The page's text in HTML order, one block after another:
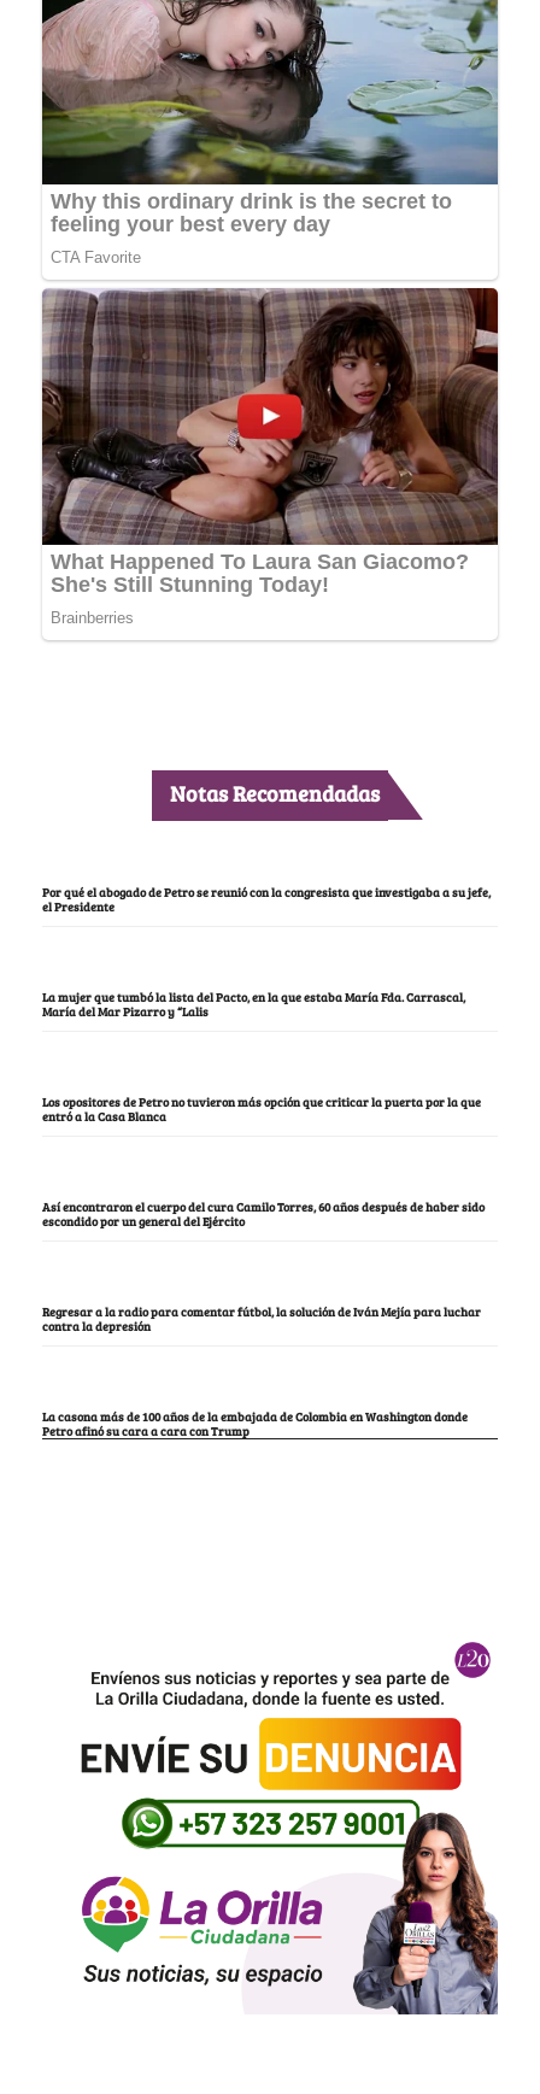
Notas Recomendadas
Por qué el abogado de Petro se reunió con la congresista que investigaba a su jefe,
el Presidente
La mujer que tumbó la lista del Pacto, en la que estaba María Fda. Carrascal,
María del Mar Pizarro y “Lalis
Los opositores de Petro no tuvieron más opción que criticar la puerta por la que
entró a la Casa Blanca
Así encontraron el cuerpo del cura Camilo Torres, 60 años después de haber sido
escondido por un general del Ejército
Regresar a la radio para comentar fútbol, la solución de Iván Mejía para luchar
contra la depresión
La casona más de 100 años de la embajada de Colombia en Washington donde
Petro afinó su cara a cara con Trump